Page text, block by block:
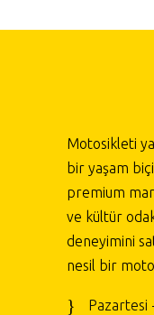
Motosikleti
bir yaşam
premium
ve kültür
deneyimini
nesil bir
Pazartesi